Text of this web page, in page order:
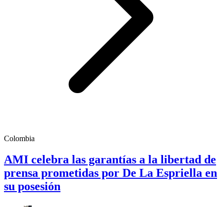
Colombia
AMI celebra las garantías a la libertad de
prensa prometidas por De La Espriella en
su posesión